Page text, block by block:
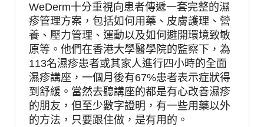
WeDerm十分重視向患者傳遞一套完整的濕
疹管理方案，包括如何用藥、皮膚護理、營
養、壓力管理、運動以及如何避開環境致敏
原等。他們在香港大學醫學院的監察下，為
113名濕疹患者或其家人進行四小時的全面
濕疹講座，一個月後有67%患者表示症狀得
到舒緩。當然去聽講座的都是有心改善濕疹
的朋友，但至少數字證明，有一些用藥以外
的方法，只要跟住做，是有用的。